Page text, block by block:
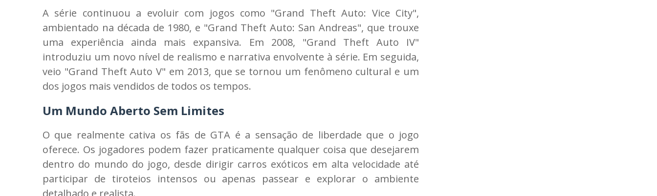
A série continuou a evoluir com jogos como "Grand Theft Auto: Vice City",
ambientado na década de 1980, e "Grand Theft Auto: San Andreas", que trouxe
uma experiência ainda mais expansiva. Em 2008, "Grand Theft Auto IV"
introduziu um novo nível de realismo e narrativa envolvente à série. Em seguida,
veio "Grand Theft Auto V" em 2013, que se tornou um fenômeno cultural e um
dos jogos mais vendidos de todos os tempos.
Um Mundo Aberto Sem Limites
O que realmente cativa os fãs de GTA é a sensação de liberdade que o jogo
oferece. Os jogadores podem fazer praticamente qualquer coisa que desejarem
dentro do mundo do jogo, desde dirigir carros exóticos em alta velocidade até
participar de tiroteios intensos ou apenas passear e explorar o ambiente
detalhado e realista.